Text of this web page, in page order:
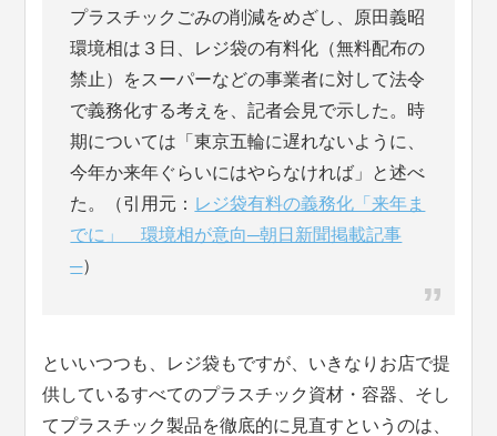
プラスチックごみの削減をめざし、原田義昭
環境相は３日、レジ袋の有料化（無料配布の
禁止）をスーパーなどの事業者に対して法令
で義務化する考えを、記者会見で示した。時
期については「東京五輪に遅れないように、
今年か来年ぐらいにはやらなければ」と述べ
た。（引用元： レジ袋有料の義務化「来年ま
でに」 環境相が意向─朝日新聞掲載記事
─）
といいつつも、レジ袋もですが、いきなりお店で提
供しているすべてのプラスチック資材・容器、そし
てプラスチック製品を徹底的に見直すというのは、